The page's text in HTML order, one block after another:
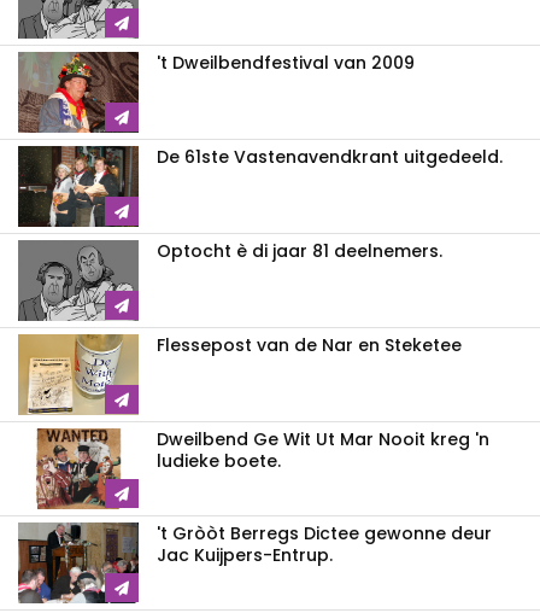
't Dweilbendfestival van 2009
De 61ste Vastenavendkrant uitgedeeld.
Optocht è di jaar 81 deelnemers.
Flessepost van de Nar en Steketee
Dweilbend Ge Wit Ut Mar Nooit kreg 'n
ludieke boete.
't Gròòt Berregs Dictee gewonne deur
Jac Kuijpers-Entrup.